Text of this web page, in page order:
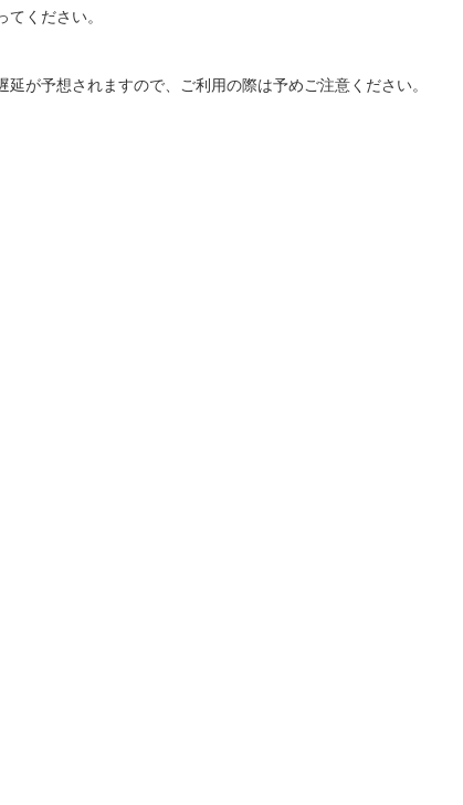
ください。
が予想されますので、ご利用の際は予めご注意ください。